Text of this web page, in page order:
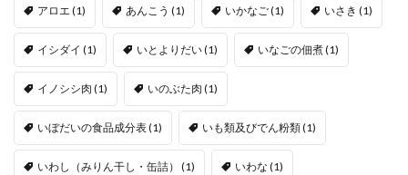
アロエ (1) あんこう (1) いかなご(1) いさき (1)
イシダイ (1) いとよりだい(1) いなごの佃煮(1)
イノシシ肉 (1) いのぶた肉 (1)
いぼだいの食品成分表(1) いも類及びでん粉類(1)
いわし（みりん干し・缶詰） (1) いわな (1)